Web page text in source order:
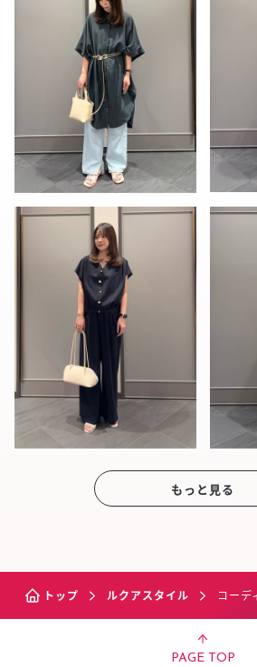
もっと見る
トップ ルクアスタイル コーデ
PAGE TOP